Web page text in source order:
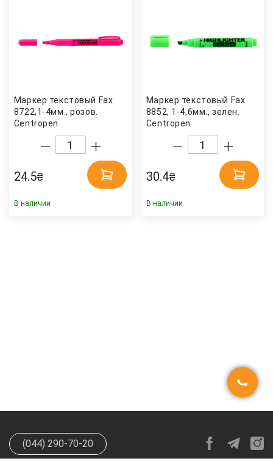
Маркер текстовый Fax
8722,1-4мм., розов.
Centropen
24.5₴
В наличии
Маркер текстовый Fax
8852, 1-4,6мм., зелен.
Centropen
30.4₴
В наличии
(044) 290-70-20